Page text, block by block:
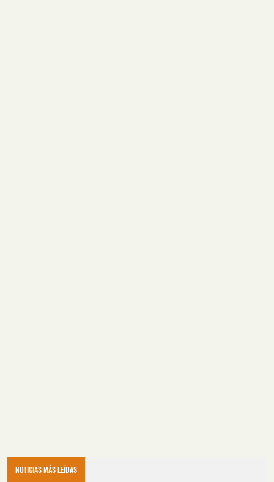
NOTICIAS MÁS LEÍDAS